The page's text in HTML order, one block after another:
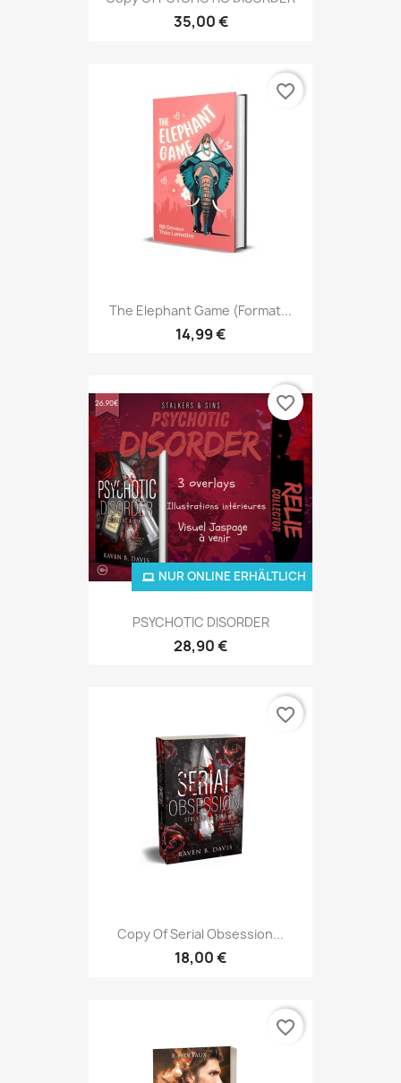
35,00 €
The Elephant Game (format...
14,99 €
favorite_border
PSYCHOTIC DISORDER
28,90 €
NUR ONLINE ERHÄLTLICH
favorite_border
Copy Of Serial Obsession...
18,00 €
favorite_border
favorite_border